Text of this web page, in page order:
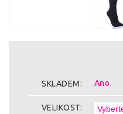
SKLADEM: Ano
VELIKOST: